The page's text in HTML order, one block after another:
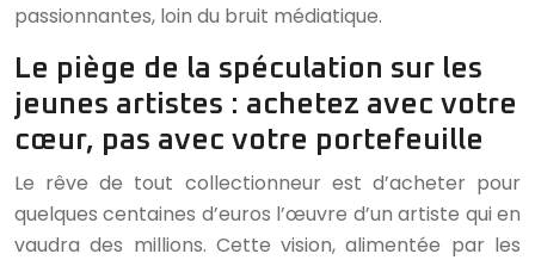
passionnantes, loin du bruit médiatique.
Le piège de la spéculation sur les
jeunes artistes : achetez avec votre
cœur, pas avec votre portefeuille
Le rêve de tout collectionneur est d’acheter pour
quelques centaines d’euros l’œuvre d’un artiste qui en
vaudra des millions. Cette vision, alimentée par les